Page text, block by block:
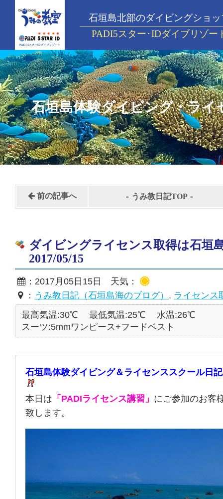
石垣島北部のダイビングショッ
PADI5スター･IDダイブリゾー
石垣島体験ダイビング・ライ
前の記事へ - うみ教日記TOP -
ダイビングライセンス取得は石垣
2017/05/15
：2017月05日15日 天気：
： うみ教日記（石垣島海のブログ） , ライセンス
最高気温:30℃
最低気温:25℃
水温:26℃
スーツ:5mmワンピース+フードベスト
石垣島体験ダイビング＆ライセンススクール日記
本日は 「PADIライセンス講習」 にご参加のお客
致します。